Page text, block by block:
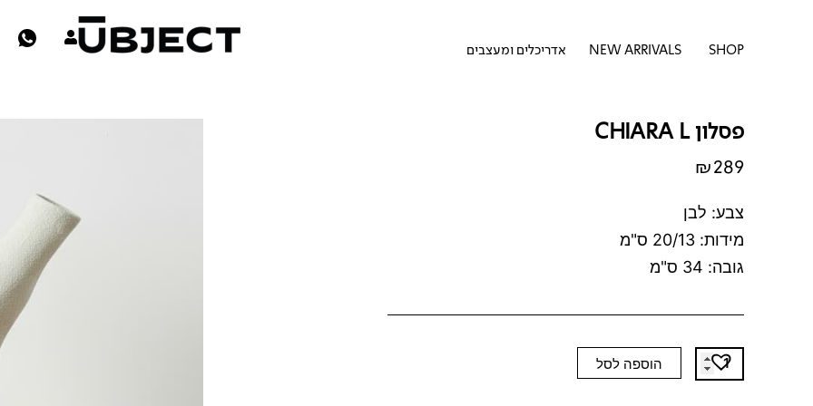
SHOP פתח SHOPNEW ARRIVALS אדריכלים ומעצבים
פסלון CHIARA L
₪289
צבע: לבן
מידות: 20/13 ס"מ
גובה: 34 ס"מ
כמות
של
הוספה לסל